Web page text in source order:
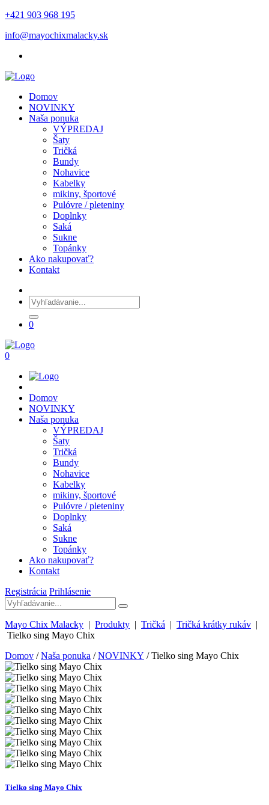
+421 903 968 195
info@mayochixmalacky.sk
Domov
NOVINKY
Naša ponuka
VÝPREDAJ
Šaty
Tričká
Bundy
Nohavice
Kabelky
mikiny, športové
Pulóvre / pleteniny
Doplnky
Saká
Sukne
Topánky
Ako nakupovať?
Kontakt
0
0
Domov
NOVINKY
Naša ponuka
VÝPREDAJ
Šaty
Tričká
Bundy
Nohavice
Kabelky
mikiny, športové
Pulóvre / pleteniny
Doplnky
Saká
Sukne
Topánky
Ako nakupovať?
Kontakt
Registrácia Prihlásenie
Mayo Chix Malacky | Produkty | Tričká | Tričká krátky rukáv |
Tielko sing Mayo Chix
Domov /Naša ponuka /NOVINKY / Tielko sing Mayo Chix
Tielko sing Mayo Chix